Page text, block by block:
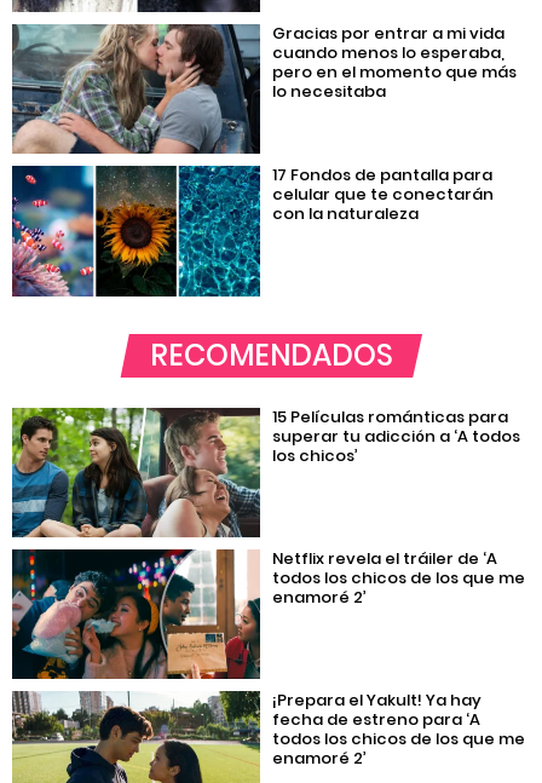
Gracias por entrar a mi vida
cuando menos lo esperaba,
pero en el momento que más
lo necesitaba
17 Fondos de pantalla para
celular que te conectarán
con la naturaleza
RECOMENDADOS
15 Películas románticas para
superar tu adicción a ‘A todos
los chicos’
Netflix revela el tráiler de ‘A
todos los chicos de los que me
enamoré 2’
¡Prepara el Yakult! Ya hay
fecha de estreno para ‘A
todos los chicos de los que me
enamoré 2’